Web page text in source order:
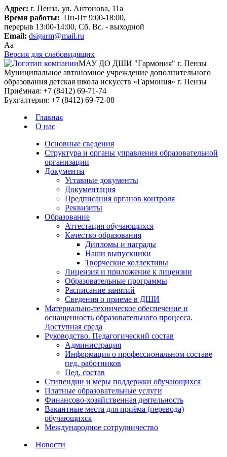
Адрес: г. Пенза, ул. Антонова, 11а
Время работы: Пн-Пт 9:00-18:00,
перерыв 13:00-14:00, Сб. Вс. - выходной
Email: dsigarm@mail.ru
Aa
Версия для слабовидящих
МАУ ДО ДШИ "Гармония" г. Пензы
Муниципальное автономное учреждение дополнительного
образования детская школа искусств «Гармония» г. Пензы
Приёмная: +7 (8412) 69-71-74
Бухгалтерия: +7 (8412) 69-72-08
Главная
О нас
Основные сведения
Структура и органы управления образовательной
организации
Документы
Уставные документы
Документация
Предписания органов контроля
Реквизиты
Образование
Аттестация обучающихся
Качество образования
Дипломы и награды
Наши выпускники
Творческие коллективы
Лицензия и приложение к лицензии
Образовательные программы
Расписание занятий
Сведения о приеме в ДШИ
Материально-техническое обеспечение и
оснащенность образовательного процесса.
Доступная среда
Руководство. Педагогический состав
Администрация
Информация о профессиональном составе
пед. работников
Пед. состав
Стипендии и меры поддержки обучающихся
Платные образовательные услуги
Финансово-хозяйственная деятельность
Вакантные места для приёма (перевода)
обучающихся
Международное сотрудничество
Новости